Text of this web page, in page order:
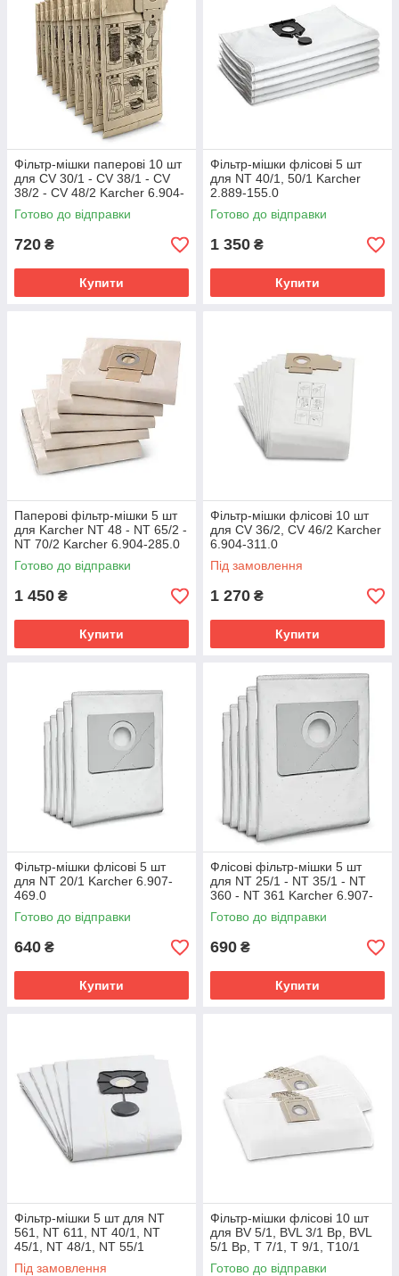
Фільтр-мішки паперові 10 шт
для CV 30/1 - CV 38/1 - CV
38/2 - CV 48/2 Karcher 6.904-
294.0
Готово до відправки
720 ₴
Купити
Фільтр-мішки флісові 5 шт
для NT 40/1, 50/1 Karcher
2.889-155.0
Готово до відправки
1 350 ₴
Купити
Паперові фільтр-мішки 5 шт
для Karcher NT 48 - NT 65/2 -
NT 70/2 Karcher 6.904-285.0
Готово до відправки
1 450 ₴
Купити
Фільтр-мішки флісові 10 шт
для CV 36/2, CV 46/2 Karcher
6.904-311.0
Під замовлення
1 270 ₴
Купити
Фільтр-мішки флісові 5 шт
для NT 20/1 Karcher 6.907-
469.0
Готово до відправки
640 ₴
Купити
Флісові фільтр-мішки 5 шт
для NT 25/1 - NT 35/1 - NT
360 - NT 361 Karcher 6.907-
479.0
Готово до відправки
690 ₴
Купити
Фільтр-мішки 5 шт для NT
561, NT 611, NT 40/1, NT
45/1, NT 48/1, NT 55/1
Karcher 6.904-211.0
Під замовлення
Фільтр-мішки флісові 10 шт
для BV 5/1, BVL 3/1 Bp, BVL
5/1 Bp, T 7/1, T 9/1, Т10/1
Karcher 6.904-335.0
Готово до відправки